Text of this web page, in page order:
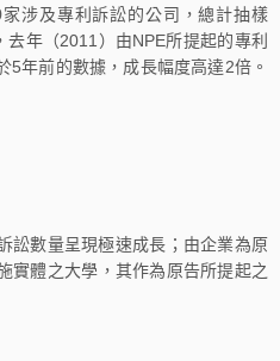
涉及專利訴訟的公司，總計抽樣
年（2011）由NPE所提起的專利
5年前的數據，成長幅度高達2倍。
數量呈現極速成長；由企業為原
實體之大學，其作為原告所提起之